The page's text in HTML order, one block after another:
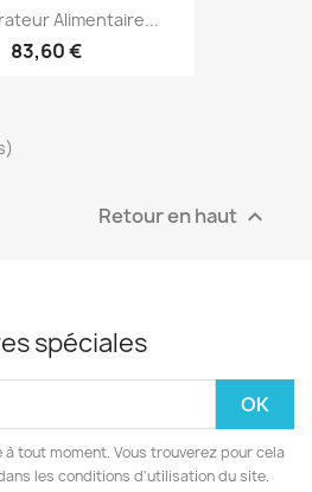
Alimentaire...
83,60 €
Retour en haut 
spéciales
tout moment. Vous trouverez pour cela
les conditions d'utilisation du site.